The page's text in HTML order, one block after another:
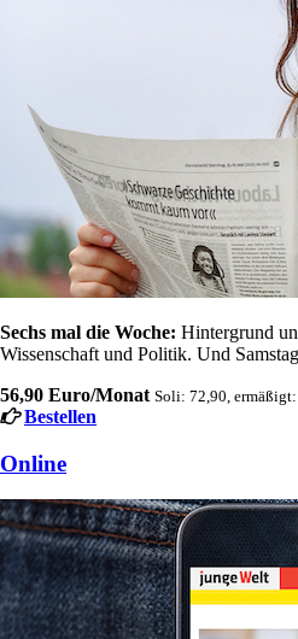
Sechs mal die Woche: Hintergrund
Wissenschaft und Politik. Und
56,90 Euro/Monat Soli: 72,90,
Bestellen
Online